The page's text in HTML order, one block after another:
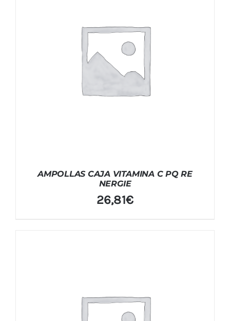
AMPOLLAS CAJA VITAMINA C PQ RE
NERGIE
26,81€